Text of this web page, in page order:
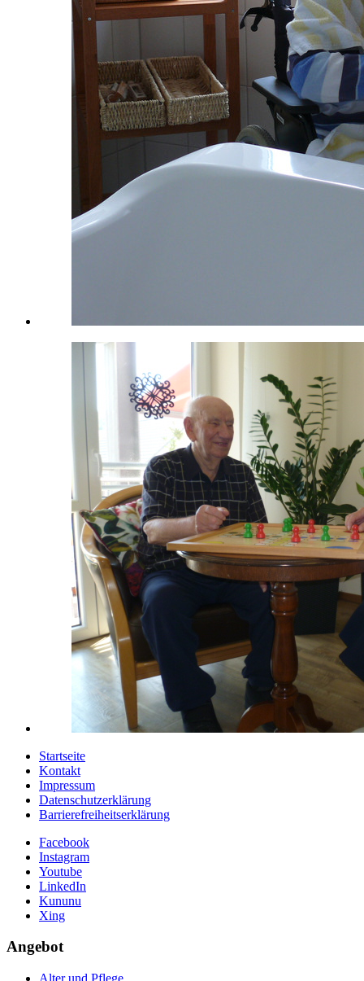
Startseite
Kontakt
Impressum
Datenschutzerklärung
Barrierefreiheitserklärung
Facebook
Instagram
Youtube
LinkedIn
Kununu
Xing
Angebot